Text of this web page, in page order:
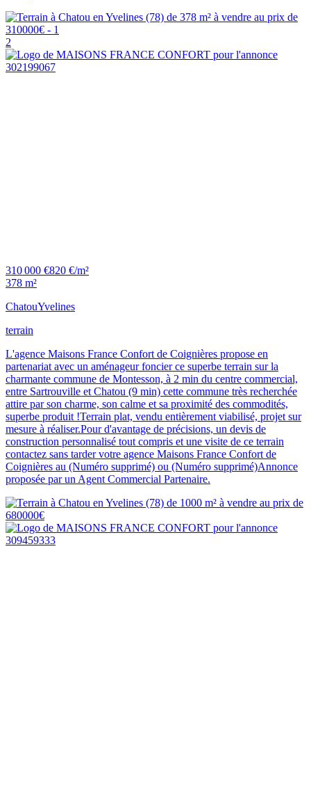
2
310 000 €820 €/m²
378 m²
ChatouYvelines
terrain
L'agence Maisons France Confort de Coignières propose en
partenariat avec un aménageur foncier ce superbe terrain sur la
charmante commune de Montesson, à 2 min du centre commercial,
entre Sartrouville et Chatou (9 min) cette commune très recherchée
attire par son charme, son calme et sa proximité des commodités,
superbe produit !Terrain plat, vendu entièrement viabilisé, projet sur
mesure à réaliser.Pour d'avantage de précisions, un devis de
construction personnalisé tout compris et une visite de ce terrain
contactez sans tarder votre agence Maisons France Confort de
Coignières au (Numéro supprimé) ou (Numéro supprimé)Annonce
proposée par un Agent Commercial Partenaire.